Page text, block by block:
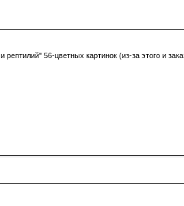
56-цветных картинок (из-за этого и